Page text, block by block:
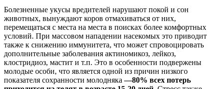
Болезненные укусы вредителей нарушают покой и сон
животных, вынуждают коров отмахиваться от них,
перемещаться с места на места в поисках более комфортных
условий. При массовом нападении насекомых это приводит
также к снижению иммунитета, что может спровоцировать
дополнительные заболевания актиномикоз, лейкоз,
клостридиоз, мастит и т.п. Это в особенности подвержены
молодые особи, что является одной из причин низкого
показателя сохранности молодняка—80% всех потерь